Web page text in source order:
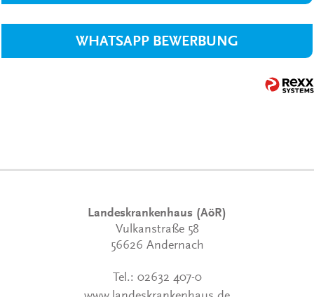
WHATSAPP BEWERBUNG
Landeskrankenhaus (AöR)
Vulkanstraße 58
56626 Andernach
Tel.: 02632 407-0